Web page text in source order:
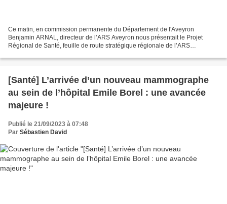
Ce matin, en commission permanente du Département de l'Aveyron
Benjamin ARNAL, directeur de l’ARS Aveyron nous présentait le Projet
Régional de Santé, feuille de route stratégique régionale de l’ARS
[Santé] L’arrivée d’un nouveau mammographe
au sein de l’hôpital Emile Borel : une avancée
majeure !
Publié le 21/09/2023 à 07:48
Par Sébastien David